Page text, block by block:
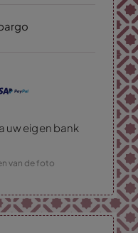
uw eigen bank
van de foto